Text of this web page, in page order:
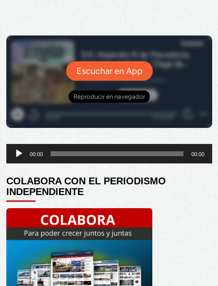
Reproductor
de
audio
00:00 00:00
COLABORA CON EL PERIODISMO
INDEPENDIENTE